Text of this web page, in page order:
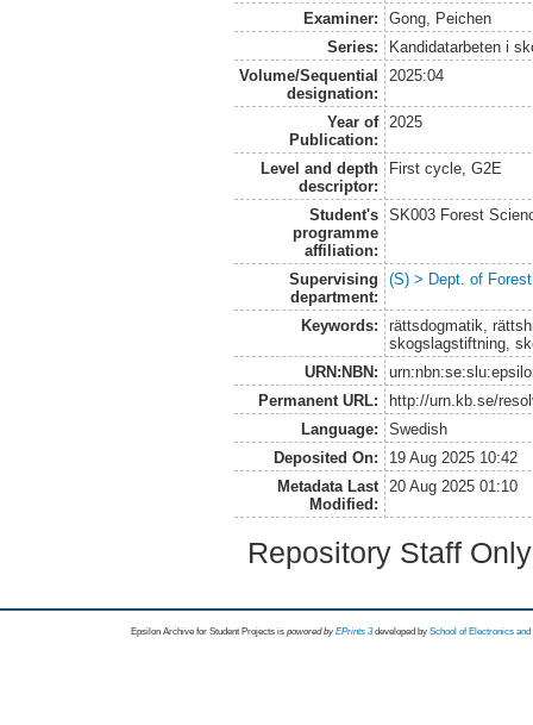
Examiner:
Gong, Peichen
Series:
Kandidatarbeten i
Volume/Sequential
designation:
2025:04
Year of
Publication:
2025
Level and depth
descriptor:
First cycle, G2E
Student's
programme
affiliation:
SK003 Forest
Supervising
department:
(S) > Dept. of
Keywords:
rättsdogmatik,
skogslagstiftning,
URN:NBN:
Permanent URL:
http://urn.kb.se/
Language:
Swedish
Deposited On:
19 Aug 2025 10:42
Metadata Last
Modified:
20 Aug 2025 01:10
Repository Staff
Epsilon Archive for Student Projects is powored byEPrints 3 developed by School of Electronics